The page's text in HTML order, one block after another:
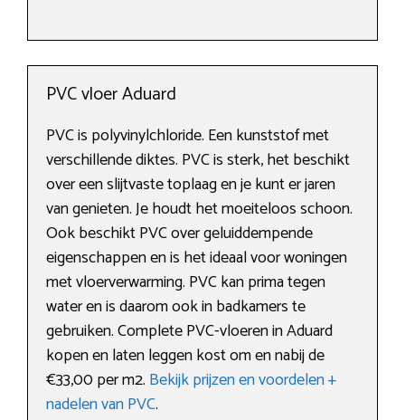
PVC vloer Aduard
PVC is polyvinylchloride. Een kunststof met
verschillende diktes. PVC is sterk, het beschikt
over een slijtvaste toplaag en je kunt er jaren
van genieten. Je houdt het moeiteloos schoon.
Ook beschikt PVC over geluiddempende
eigenschappen en is het ideaal voor woningen
met vloerverwarming. PVC kan prima tegen
water en is daarom ook in badkamers te
gebruiken. Complete PVC-vloeren in Aduard
kopen en laten leggen kost om en nabij de
€33,00 per m2. Bekijk prijzen en voordelen +
nadelen van PVC.